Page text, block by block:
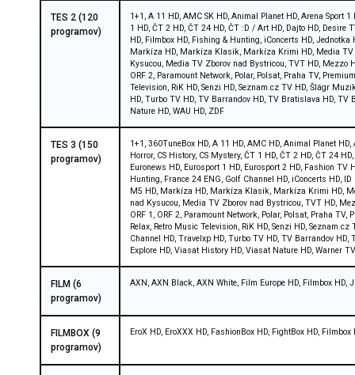
TES 2 (120
programov)
1+1, A 11 HD, AMC SK HD, Animal Planet HD, Arena Sport
1 HD, ČT 2 HD, ČT 24 HD, ČT :D / Art HD, Dajto HD, Desire
HD, Filmbox HD, Fishing & Hunting, iConcerts HD,
Markíza HD, Markíza Klasik, Markíza Krimi HD, Media TV
Kysucou, Media TV Zborov nad Bystricou, TVT HD, Mezzo
ORF 2, Paramount Network, Polar, Polsat, Praha TV,
Television, RiK HD, Senzi HD, Seznam.cz TV HD, Šlágr
HD, Turbo TV HD, TV Barrandov HD, TV Bratislava HD,
Nature HD, WAU HD, ZDF
TES 3 (150
programov)
1+1, 360TuneBox HD, A 11 HD, AMC HD, Animal Planet
Horror, CS History, CS Mystery, ČT 1 HD, ČT 2 HD, ČT 24
Euronews HD, Eurosport 1 HD, Eurosport 2 HD, Fashion TV
Hunting, France 24 ENG, Golf Channel HD, iConcerts HD,
M5 HD, Markíza HD, Markíza Klasik, Markíza Krimi HD,
nad Kysucou, Media TV Zborov nad Bystricou, TVT HD,
ORF 1, ORF 2, Paramount Network, Polar, Polsat, Praha
Relax, Retro Music Television, RiK HD, Senzi HD,
Channel HD, Travelxp HD, Turbo TV HD, TV Barrandov
Explore HD, Viasat History HD, Viasat Nature HD, Warner
FILM (6
programov)
AXN, AXN Black, AXN White, Film Europe HD, Filmbox HD,
FILMBOX (9
programov)
EroX HD, EroXXX HD, FashionBox HD, FightBox HD,